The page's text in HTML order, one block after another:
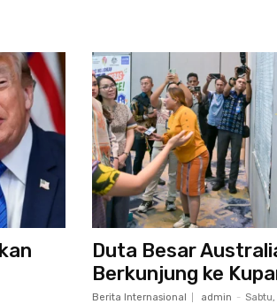
Duta Besar
Berkunjung ke
Berita Internasional admin -